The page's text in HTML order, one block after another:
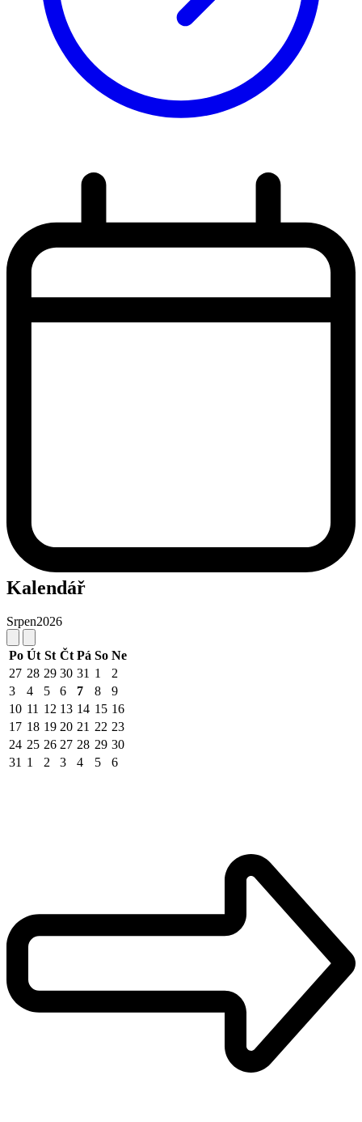
Kalendář
Srpen2026
Po Út St Čt Pá So Ne
27 28 29 30 31 1
2
3
4 5 6 7 8
9
10 11 12 13 14 15 16
17 18 19 20 21 22 23
24 25 26 27 28 29 30
31 1 2 3 4 5 6